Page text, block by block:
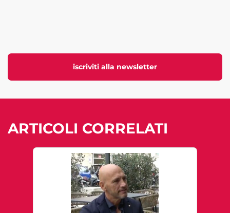
iscriviti alla newsletter
ARTICOLI CORRELATI